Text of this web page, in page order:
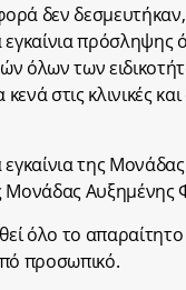
δεν
εγκαίνια πρόσληψης
όλων των
στις κλινικές
της
Μονάδας Αυξημένης
όλο το απαραίτητο
προσωπικό.